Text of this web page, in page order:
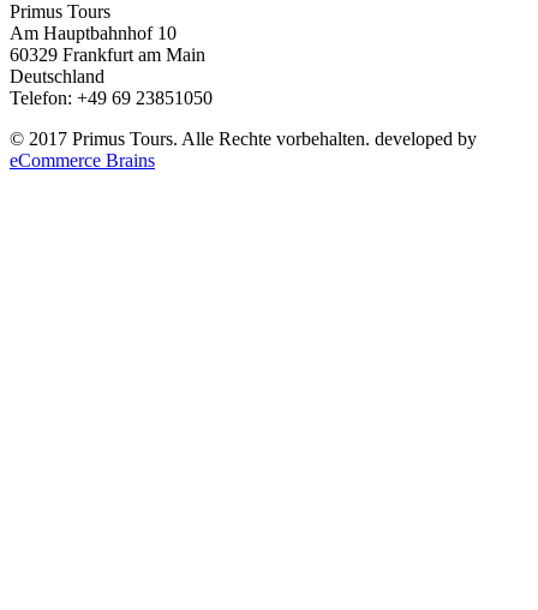
Primus Tours
Am Hauptbahnhof 10
60329 Frankfurt am Main
Deutschland
Telefon: +49 69 23851050
© 2017 Primus Tours. Alle Rechte vorbehalten. developed by
eCommerce Brains